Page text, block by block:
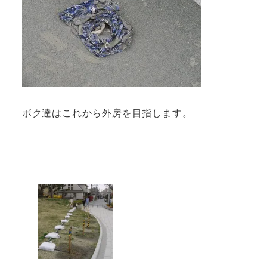
ボク達はこれから外房を目指します。